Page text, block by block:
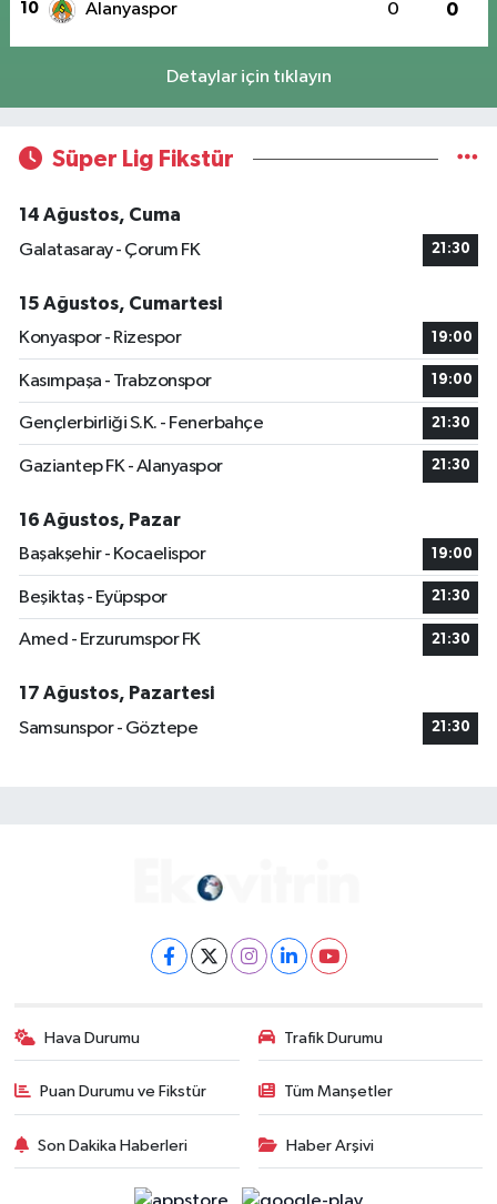
10 Alanyaspor 0 0
Detaylar için tıklayın
Süper Lig Fikstür
14 Ağustos, Cuma
Galatasaray - Çorum FK
21:30
15 Ağustos, Cumartesi
Konyaspor - Rizespor
19:00
Kasımpaşa - Trabzonspor 19:00
Gençlerbirliği S.K. - Fenerbahçe 21:30
Gaziantep FK - Alanyaspor 21:30
16 Ağustos, Pazar
Başakşehir - Kocaelispor
19:00
Beşiktaş - Eyüpspor 21:30
Amed - Erzurumspor FK 21:30
17 Ağustos, Pazartesi
Samsunspor - Göztepe
21:30
Hava Durumu Trafik Durumu
Puan Durumu ve Fikstür Tüm Manşetler
Son Dakika Haberleri Haber Arşivi